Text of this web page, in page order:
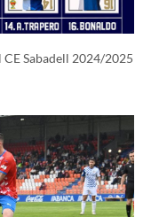
Sabadell 2024/2025